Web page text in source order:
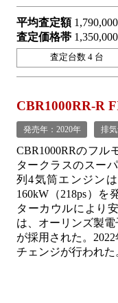
平均査定額
査定価格帯
査定台数 4 台
CBR1000RR-R
発売年：2020年 排
CBR1000RRのフル
タークラスのスー
列4気筒エンジン
160kW（218ps）
ターカウルにより
は、オーリンズ製
が採用された。
チェンジが行われた